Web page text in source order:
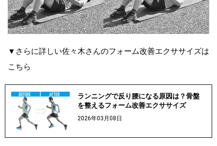
▼さらに詳しい佐々木さんのフォーム改善エクササイズは
こちら
ランニングで反り腰になる原因は？骨盤
を整えるフォーム改善エクササイズ
2026年03月08日